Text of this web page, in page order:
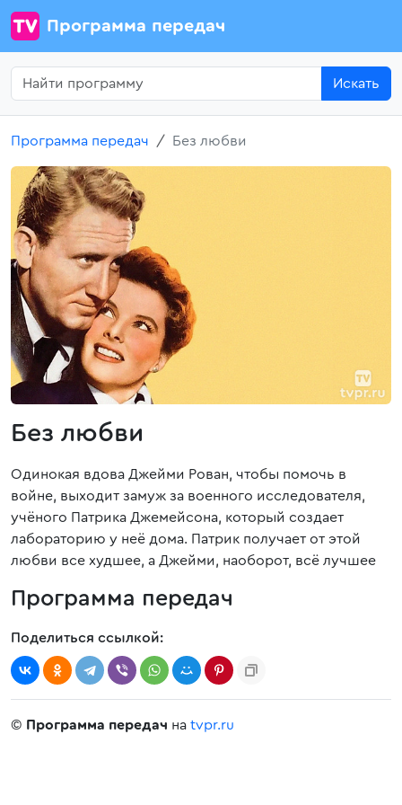
Программа передач
Искать
Программа передач Без любви
Без любви
Одинокая вдова Джейми Рован, чтобы помочь в
войне, выходит замуж за военного исследователя,
учёного Патрика Джемейсона, который создает
лабораторию у неё дома. Патрик получает от этой
любви все худшее, а Джейми, наоборот, всё лучшее
Программа передач
Поделиться ссылкой:
© Программа передач на tvpr.ru